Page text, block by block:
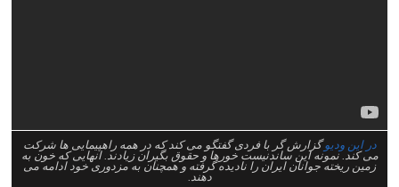
در این ودیوگزارش گر با فردی گفتگو می کند که در همه راهپیمایی ها شرکت
می کند. نمونه این ساندنیست خورها و حقوق بگیران زیادند. انهایی که خون به
زمین ریخته جوانان ایران را نادیده گرفته و همچنان به مزدوری خود ادامه می
دهند.